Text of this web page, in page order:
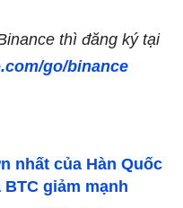
thì đăng ký tại
go/binance
nhất của Hàn Quốc
BTC giảm mạnh